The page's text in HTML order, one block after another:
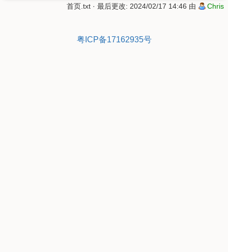
首页.txt · 最后更改: 2024/02/17 14:46 由 Chris
粤ICP备17162935号